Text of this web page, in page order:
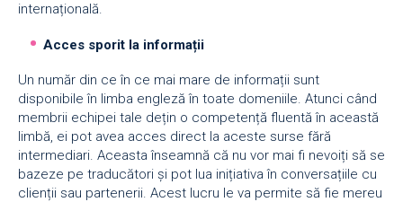
internațională.
Acces sporit la informații
Un număr din ce în ce mai mare de informații sunt
disponibile în limba engleză în toate domeniile. Atunci când
membrii echipei tale dețin o competență fluentă în această
limbă, ei pot avea acces direct la aceste surse fără
intermediari. Aceasta înseamnă că nu vor mai fi nevoiți să se
bazeze pe traducători și pot lua inițiativa în conversațiile cu
clienții sau partenerii. Acest lucru le va permite să fie mereu